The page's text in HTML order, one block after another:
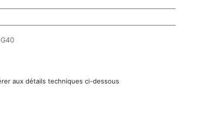
aux détails techniques ci-dessous